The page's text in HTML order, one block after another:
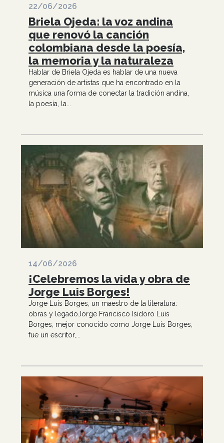
22/06/2026
Briela Ojeda: la voz andina
que renovó la canción
colombiana desde la poesía,
la memoria y la naturaleza
Hablar de Briela Ojeda es hablar de una nueva
generación de artistas que ha encontrado en la
música una forma de conectar la tradición andina,
la poesía, la...
14/06/2026
¡Celebremos la vida y obra de
Jorge Luis Borges!
Jorge Luis Borges, un maestro de la literatura:
obras y legadoJorge Francisco Isidoro Luis
Borges, mejor conocido como Jorge Luis Borges,
fue un escritor,...